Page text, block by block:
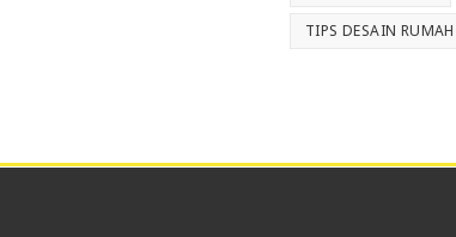
TIPS DESAIN RUMAH